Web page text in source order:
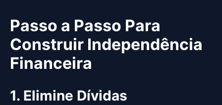
Passo a Passo Para
Construir Independência
Financeira
1. Elimine Dívidas